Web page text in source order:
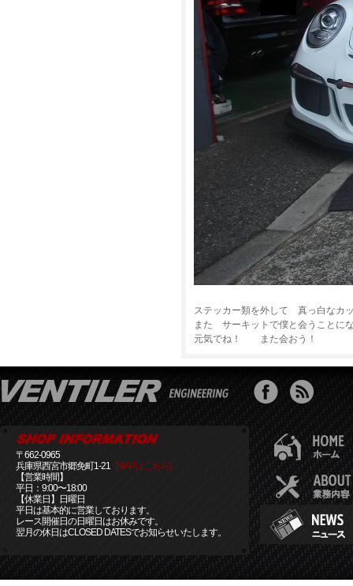
ステッカー類を外して 真っ白なカ
また サーキットで僕と会うことに
元気でね！ また会おう！
〒662-0965
兵庫県西宮市郷免町1-21 [MAPはこちら]
【営業時間】
平日：9:00〜18:00
【休業日】日曜日
平日は基本的に営業しております。
レース開催日の日曜日はお休みです。
翌月の休日はCLOSED DATESでお知らせいたします。